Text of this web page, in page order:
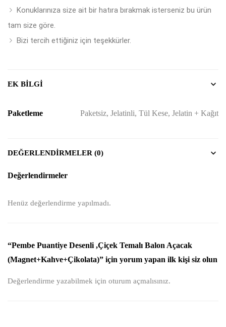
Konuklarınıza size ait bir hatıra bırakmak isterseniz bu ürün
tam size göre.
Bizi tercih ettiğiniz için teşekkürler.
EK BILGI
Paketleme Paketsiz, Jelatinli, Tül Kese, Jelatin + Kağıt
DEĞERLENDIRMELER (0)
Değerlendirmeler
Henüz değerlendirme yapılmadı.
“Pembe Puantiye Desenli ,Çiçek Temalı Balon Açacak
(Magnet+Kahve+Çikolata)” için yorum yapan ilk kişi siz olun
Değerlendirme yazabilmek için oturum açmalısınız.